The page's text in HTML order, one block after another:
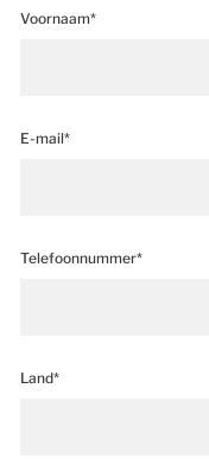
Voornaam*
E-mail*
Telefoonnummer*
Land*